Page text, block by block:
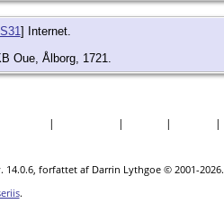
S31 ] Internet.
Oue, Ålborg, 1721.
| | | |
14.0.6, forfattet af Darrin Lythgoe © 2001-2026.
.